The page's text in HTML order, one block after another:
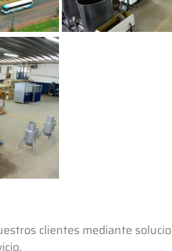
clientes mediante